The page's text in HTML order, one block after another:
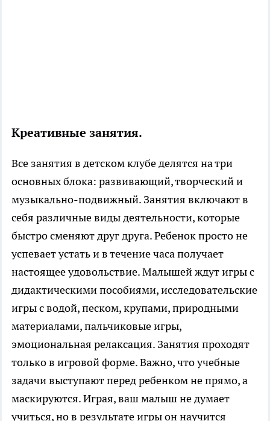
Креативные занятия.
Все занятия в детском клубе делятся на три
основных блока: развивающий, творческий и
музыкально-подвижный. Занятия включают в
себя различные виды деятельности, которые
быстро сменяют друг друга. Ребенок просто не
успевает устать и в течение часа получает
настоящее удовольствие. Малышей ждут игры с
дидактическими пособиями, исследовательские
игры с водой, песком, крупами, природными
материалами, пальчиковые игры,
эмоциональная релаксация. Занятия проходят
только в игровой форме. Важно, что учебные
задачи выступают перед ребенком не прямо, а
маскируются. Играя, ваш малыш не думает
учиться, но в результате игры он научится